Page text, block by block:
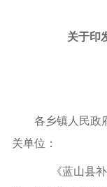
关于印
各乡镇人民政
关单位：
《蓝山县补